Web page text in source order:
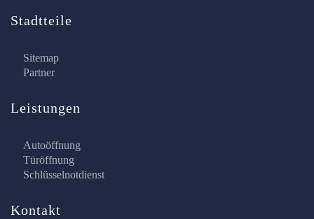
Stadtteile
Sitemap
Partner
Leistungen
Autoöffnung
Türöffnung
Schlüsselnotdienst
Kontakt